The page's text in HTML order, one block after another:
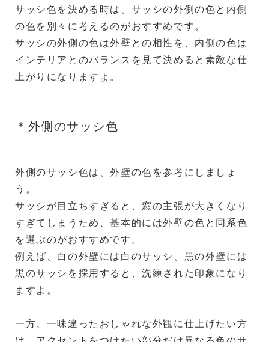
サッシ色を決める時は、サッシの外側の色と内側
の色を別々に考えるのがおすすめです。
サッシの外側の色は外壁との相性を、内側の色は
インテリアとのバランスを見て決めると素敵な仕
上がりになりますよ。
＊外側のサッシ色
外側のサッシ色は、外壁の色を参考にしましょ
う。
サッシが目立ちすぎると、窓の主張が大きくなり
すぎてしまうため、基本的には外壁の色と同系色
を選ぶのがおすすめです。
例えば、白の外壁には白のサッシ、黒の外壁には
黒のサッシを採用すると、洗練された印象になり
ますよ。
一方、一味違ったおしゃれな外観に仕上げたい方